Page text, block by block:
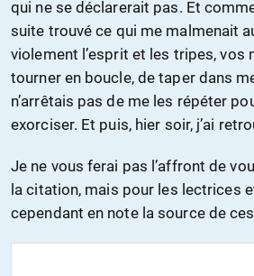
qui ne se déclarerait pas. Et
suite trouvé ce qui me malmenait
violement l’esprit et les tripes, vos
tourner en boucle, de taper dans
n’arrêtais pas de me les répéter
exorciser. Et puis, hier soir, j’ai
Je ne vous ferai pas l’affront de
la citation, mais pour les lectrices
cependant en note la source de